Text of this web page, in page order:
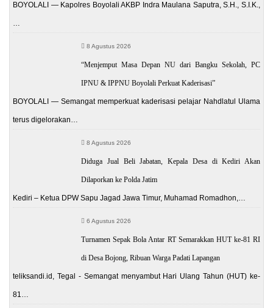
BOYOLALI — Kapolres Boyolali AKBP Indra Maulana Saputra, S.H., S.I.K.,
…
8 Agustus 2026
“Menjemput Masa Depan NU dari Bangku Sekolah, PC
IPNU & IPPNU Boyolali Perkuat Kaderisasi”
BOYOLALI — Semangat memperkuat kaderisasi pelajar Nahdlatul Ulama
terus digelorakan…
8 Agustus 2026
Diduga Jual Beli Jabatan, Kepala Desa di Kediri Akan
Dilaporkan ke Polda Jatim
Kediri – Ketua DPW Sapu Jagad Jawa Timur, Muhamad Romadhon,…
6 Agustus 2026
Turnamen Sepak Bola Antar RT Semarakkan HUT ke-81 RI
di Desa Bojong, Ribuan Warga Padati Lapangan
teliksandi.id, Tegal - Semangat menyambut Hari Ulang Tahun (HUT) ke-
81…